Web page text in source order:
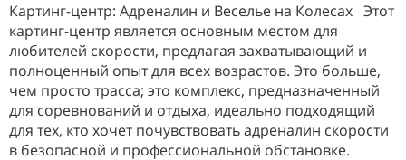
Картинг-центр: Адреналин и Веселье на Колесах Этот
картинг-центр является основным местом для
любителей скорости, предлагая захватывающий и
полноценный опыт для всех возрастов. Это больше,
чем просто трасса; это комплекс, предназначенный
для соревнований и отдыха, идеально подходящий
для тех, кто хочет почувствовать адреналин скорости
в безопасной и профессиональной обстановке.